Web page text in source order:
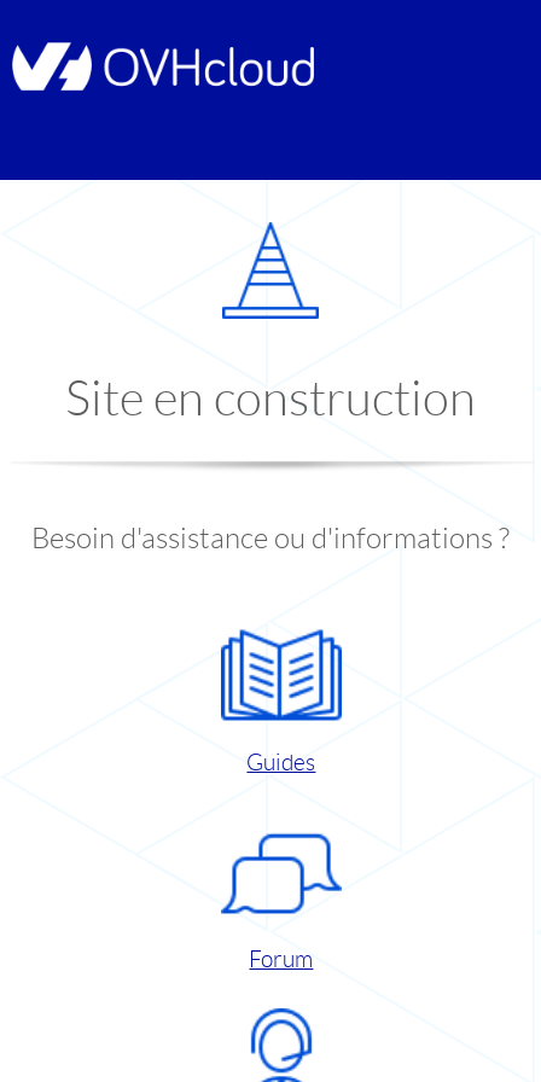
Site en construction
Besoin d'assistance ou d'informations ?
Guides
Forum